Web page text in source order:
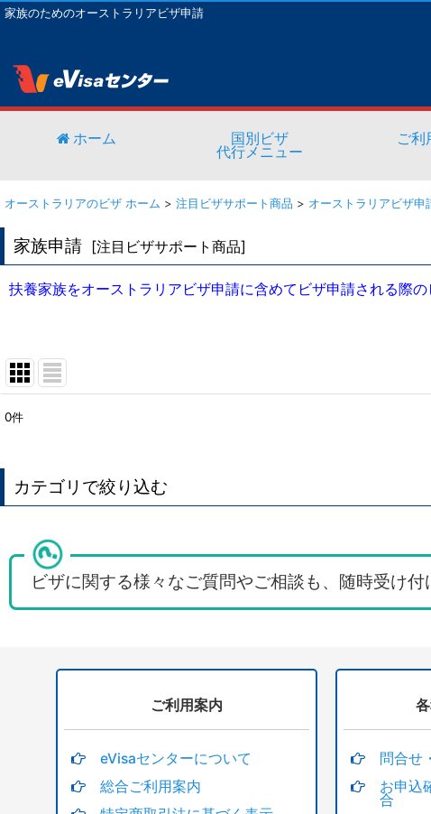
家族のためのオーストラリアビザ申請
ホーム 国別ビザ
代行メニュー
ご利
オーストラリアのビザ ホーム > 注目ビザサポート商品 > オーストラリアビザ申
家族申請 [注目ビザサポート商品]
扶養家族をオーストラリアビザ申請に含めてビザ申請される際
表示数
並び順:
0件
カテゴリで絞り込む
オーストラリアビザ申請代行 (全商品)
訪問ビザ（観光ビザ）サブクラス600
学生ビザ・留学・ガーディアンビザ
サブクラス４０８研究活動ビザ Research activities
ビザに関する様々なご質問やご相談も、随時受け
ご利用案内
eVisaセンターについて
総合ご利用案内
問合せ
お申込
合